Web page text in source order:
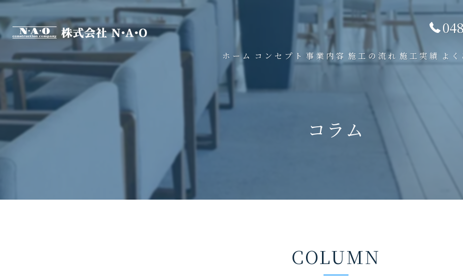
ホーム コンセプト 事業内容 施工の流れ 施工実績 よ
コラム
COLUMN